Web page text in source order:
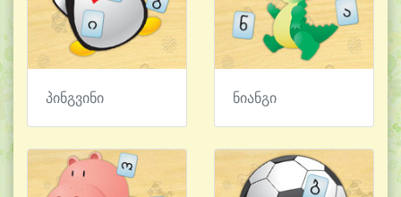
პინგვინი ნიანგი